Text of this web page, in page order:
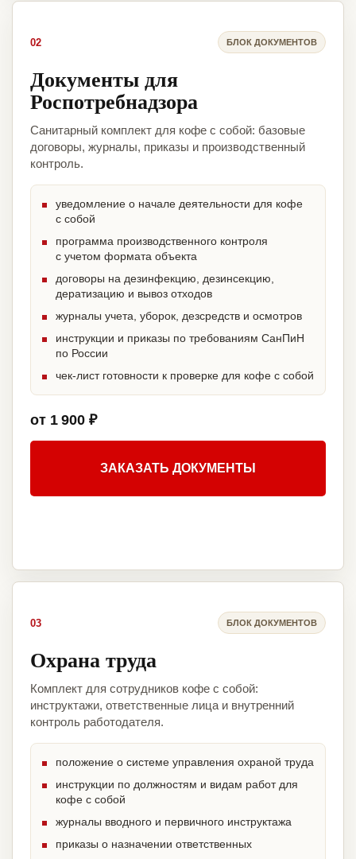
02 БЛОК ДОКУМЕНТОВ
Документы для
Роспотребнадзора
Санитарный комплект для кофе с собой: базовые
договоры, журналы, приказы и производственный
контроль.
уведомление о начале деятельности для кофе
с собой
программа производственного контроля
с учетом формата объекта
договоры на дезинфекцию, дезинсекцию,
дератизацию и вывоз отходов
журналы учета, уборок, дезсредств и осмотров
инструкции и приказы по требованиям СанПиН
по России
чек-лист готовности к проверке для кофе с собой
от 1 900 ₽
ЗАКАЗАТЬ ДОКУМЕНТЫ
03 БЛОК ДОКУМЕНТОВ
Охрана труда
Комплект для сотрудников кофе с собой:
инструктажи, ответственные лица и внутренний
контроль работодателя.
положение о системе управления охраной труда
инструкции по должностям и видам работ для
кофе с собой
журналы вводного и первичного инструктажа
приказы о назначении ответственных